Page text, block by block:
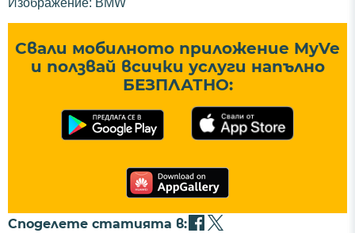
Свали мобилното приложение MyVe
и ползвай всички услуги напълно
БЕЗПЛАТНО:
Споделете статията в: